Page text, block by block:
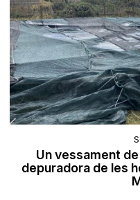
Un vessament
depuradora de les